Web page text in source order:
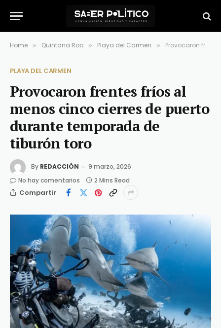
Home » Quintana Roo » Playa del Carmen » Provocaron frentes fríos al menos cinco cierres de puerto durante temporada de tiburón toro
PLAYA DEL CARMEN
Provocaron frentes fríos al
menos cinco cierres de puerto
durante temporada de
tiburón toro
By REDACCIÓN
9 marzo, 2026
No hay comentarios
2 Mins Read
Compartir